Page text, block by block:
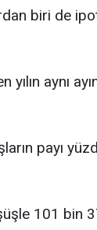
biri de
aynı
payı
101 bin